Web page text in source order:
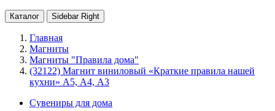
Каталог Sidebar Right
Главная
Магниты
Магниты "Правила дома"
(32122) Магнит виниловый «Краткие правила нашей
кухни» А5, А4, А3
Сувениры для дома